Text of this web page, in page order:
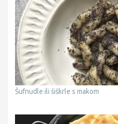
Šufnudle ili šiškrle s makom